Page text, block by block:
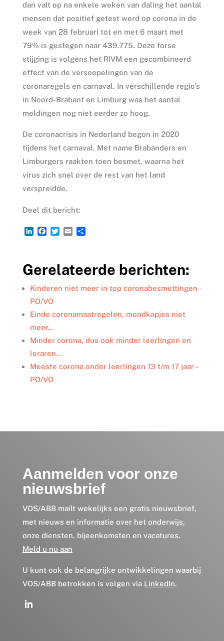
dan valt op na enkele weken van daling het aantal
mensen dat positief getest werd op corona in de
week van 28 februari tot en met 6 maart met
79% is gestegen naar 439.775. Deze forse
stijging is volgens het RIVM een gecombineerd
effect van de versoepelingen van de
coronaregels en carnaval. In verschillende regio’s
in Noord-Brabant en Limburg was het aantal
meldingen nog niet eerder zo hoog.
De coronacrisis in Nederland begon in 2020
tijdens het carnaval. Met name Brabanders en
Limburgers raakten toen besmet, waarna het
virus zich snel over de rest van het land
verspreidde.
Deel dit bericht:
L
e
d
I
n
F
b
o
o
k
T
t
e
r
E
l
D
n
Gerelateerde berichten:
Kinderen niet meer in top coronabesmettingen -
PO/VO
Einde coronamaatregelen, mondkapjes niet
meer…
Minder corona, dus ook minder leerlingen en
leraren…
Meeste corona onder leerlingen 13 t/m 17 jaar -
PO/VO
Aanmelden voor onze
nieuwsbrief
VOS/ABB mailt wekelijks een gratis nieuwsbrief,
met nieuws en informatie over het onderwijs,
onze diensten, bijeenkomsten en vacatures.
Meld u nu aan
U kunt ook de belangrijke ontwikkelingen waarbij
VOS/ABB betrokken is volgen via LinkedIn.